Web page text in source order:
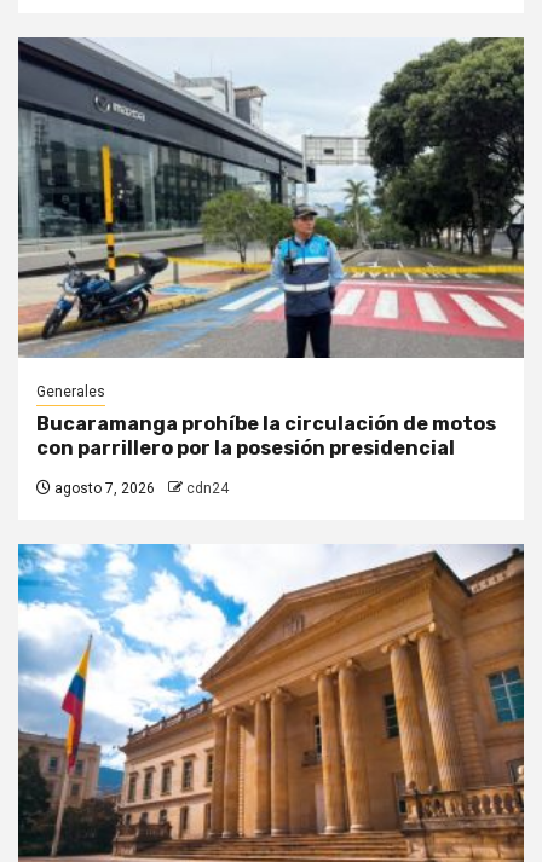
Generales
Bucaramanga prohíbe la circulación de motos
con parrillero por la posesión presidencial
agosto 7, 2026 cdn24